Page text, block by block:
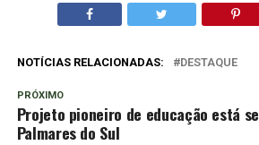
NOTÍCIAS RELACIONADAS: DESTAQUE
PRÓXIMO
Projeto pioneiro de educação está
Palmares do Sul